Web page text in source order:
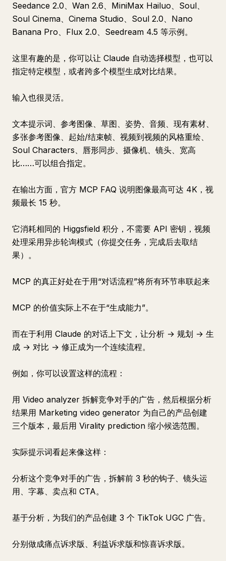
Seedance 2.0、Wan 2.6、MiniMax Hailuo、Soul、
Soul Cinema、Cinema Studio、Soul 2.0、Nano
Banana Pro、Flux 2.0、Seedream 4.5 等示例。
这里有趣的是，你可以让 Claude 自动选择模型，也可以
指定特定模型，或者跨多个模型生成对比结果。
输入也很灵活。
文本提示词、参考图像、草图、姿势、音频、现有素材、
多张参考图像、起始/结束帧、视频到视频的风格重绘、
Soul Characters、唇形同步、摄像机、镜头、宽高
比……可以组合指定。
在输出方面，官方 MCP FAQ 说明图像最高可达 4K，视
频最长 15 秒。
它消耗相同的 Higgsfield 积分，不需要 API 密钥，视频
处理采用异步轮询模式（你提交任务，完成后去取结
果）。
MCP 的真正好处在于用“对话流程”将所有环节串联起来
MCP 的价值实际上不在于“生成能力”。
而在于利用 Claude 的对话上下文，让分析 → 规划 → 生
成 → 对比 → 修正成为一个连续流程。
例如，你可以设置这样的流程：
用 Video analyzer 拆解竞争对手的广告，然后根据分析
结果用 Marketing video generator 为自己的产品创建
三个版本，最后用 Virality prediction 缩小候选范围。
实际提示词看起来像这样：
分析这个竞争对手的广告，拆解前 3 秒的钩子、镜头运
用、字幕、卖点和 CTA。
基于分析，为我们的产品创建 3 个 TikTok UGC 广告。
分别做成痛点诉求版、利益诉求版和惊喜诉求版。